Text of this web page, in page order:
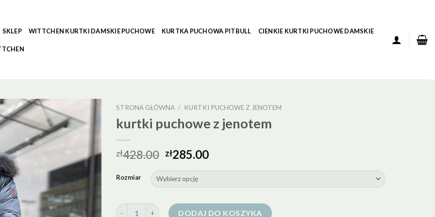
SKLEP WITTCHEN KURTKI DAMSKIE PUCHOWE KURTKA PUCHOWA PITBULL CIENKIE KURTKI PUCHOWE DAMSKIE
STRONA GŁÓWNA / KURTKI PUCHOWE Z JENOTEM
kurtki puchowe z jenotem
zł428.00 zł285.00
Rozmiar
ilość kurtki puchowe z jenotemDODAJ DO KOSZYKA